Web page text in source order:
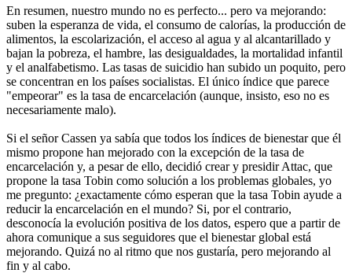
En resumen, nuestro mundo no es perfecto... pero va mejorando:
suben la esperanza de vida, el consumo de calorías, la producción de
alimentos, la escolarización, el acceso al agua y al alcantarillado y
bajan la pobreza, el hambre, las desigualdades, la mortalidad infantil
y el analfabetismo. Las tasas de suicidio han subido un poquito, pero
se concentran en los países socialistas. El único índice que parece
"empeorar" es la tasa de encarcelación (aunque, insisto, eso no es
necesariamente malo).
Si el señor Cassen ya sabía que todos los índices de bienestar que él
mismo propone han mejorado con la excepción de la tasa de
encarcelación y, a pesar de ello, decidió crear y presidir Attac, que
propone la tasa Tobin como solución a los problemas globales, yo
me pregunto: ¿exactamente cómo esperan que la tasa Tobin ayude a
reducir la encarcelación en el mundo? Si, por el contrario,
desconocía la evolución positiva de los datos, espero que a partir de
ahora comunique a sus seguidores que el bienestar global está
mejorando. Quizá no al ritmo que nos gustaría, pero mejorando al
fin y al cabo.